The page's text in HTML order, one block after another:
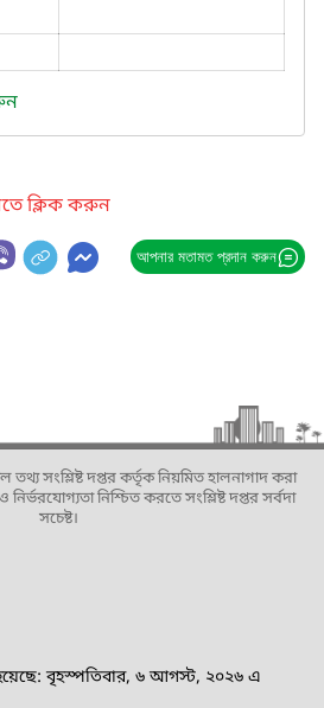
ক্লিক করুন
আপনার মতামত প্রদান করুন
সংশ্লিষ্ট দপ্তর কর্তৃক নিয়মিত হালনাগাদ করা
নির্ভরযোগ্যতা নিশ্চিত করতে সংশ্লিষ্ট দপ্তর সর্বদা
সচেষ্ট।
বৃহস্পতিবার, ৬ আগস্ট, ২০২৬ এ